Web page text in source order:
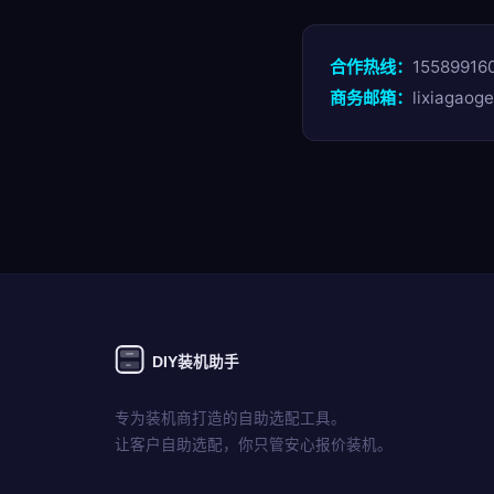
合作热线：
商务邮箱：
DIY装机助手
专为装机商打造的自助选配工具。
让客户自助选配，你只管安心报价装机。